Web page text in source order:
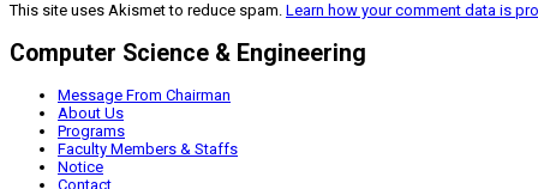
This site uses Akismet to reduce spam. Learn how your comment data is
Computer Science & Engineering
Message From Chairman
About Us
Programs
Faculty Members & Staffs
Notice
Contact